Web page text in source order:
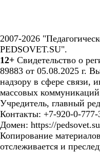
2007-2026
PEDSOVET.SU".
12+ Свидетельство о
89883 от 05.08.2025 г.
надзору в сфере связи,
массовых
Учредитель, главный
Контакты: +7-920-0-
Домен: https://
Копирование
отслеживается и